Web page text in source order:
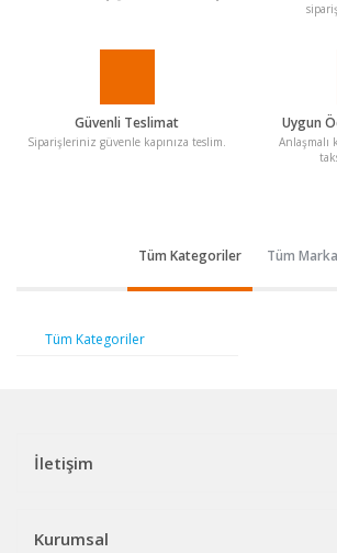
Güvenli Teslimat
Siparişleriniz güvenle kapınıza teslim.
Uygun
Anlaşmalı
Tüm Kategoriler Tüm
Tüm Kategoriler
İletişim
Kurumsal